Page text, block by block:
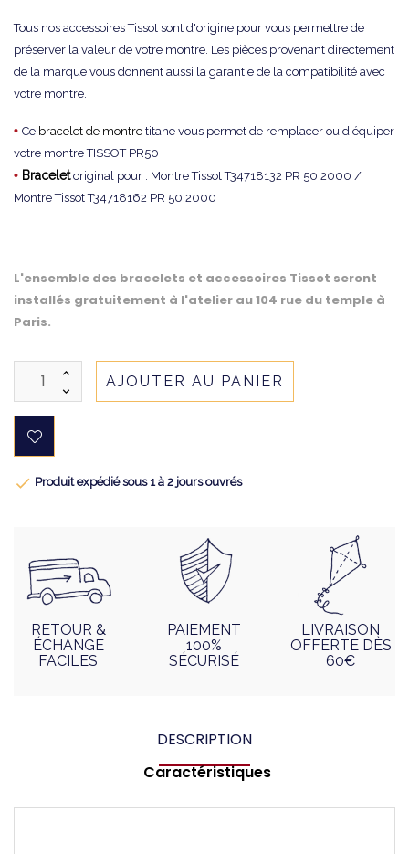
Tous nos accessoires Tissot sont d'origine pour vous permettre de
préserver la valeur de votre montre. Les pièces provenant directement
de la marque vous donnent aussi la garantie de la compatibilité avec
votre montre.
• Ce bracelet de montre titane vous permet de remplacer ou d'équiper
votre montre TISSOT PR50
• Braceletoriginal pour : Montre Tissot T34718132 PR 50 2000 /
Montre Tissot T34718162 PR 50 2000
L'ensemble des bracelets et accessoires Tissot seront
installés gratuitement à l'atelier au 104 rue du temple à
Paris.
AJOUTER AU PANIER
 Produit expédié sous 1 à 2 jours ouvrés
RETOUR &
ÉCHANGE
FACILES
PAIEMENT
100%
SÉCURISÉ
LIVRAISON
OFFERTE DÈS
60€
DESCRIPTION
Caractéristiques